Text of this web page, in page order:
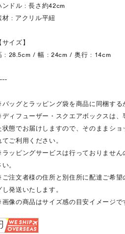
ンドル : 長さ約42cm
材 : アクリル平紐
【サイズ】
: 28.5cm / 幅 : 24cm / 奥行 : 14cm
ッグとラッピング袋を商品に同梱する
ィフューザー・スクエアボックスは、
状態でお届けしますので、そのままショ
てご利用ください。
ッピングサービスは行っておりません
。
注文者様の住所と別住所に配達ご希望
し発送いたします。
像の商品はサイズ感の目安イメージで